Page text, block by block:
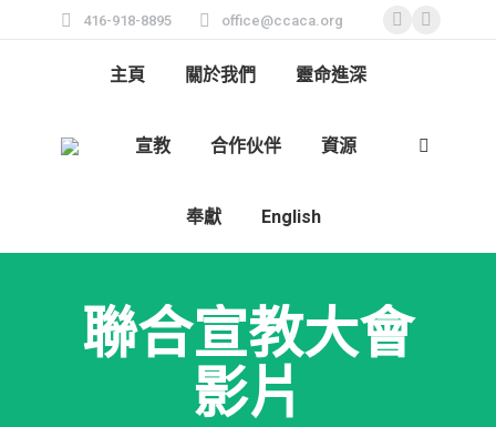
416-918-8895 office@ccaca.org
Facebook
newnew
主頁 關於我們 靈命進深
宣教 合作伙伴 資源
奉獻 English
Search:
聯合宣教大會
影片